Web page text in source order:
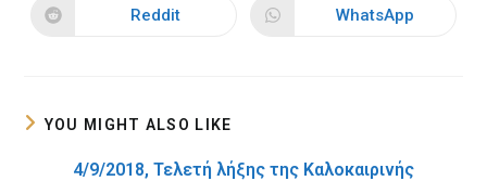
new
window
new
window
Opens
Reddit
Opens
WhatsApp
YOU MIGHT ALSO LIKE
4/9/2018, Τελετή λήξης της Καλοκαιρινής